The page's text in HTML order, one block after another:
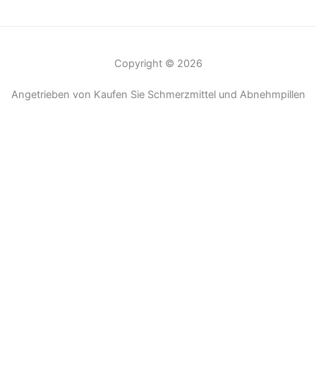
Copyright © 2026
Angetrieben von Kaufen Sie Schmerzmittel und Abnehmpillen